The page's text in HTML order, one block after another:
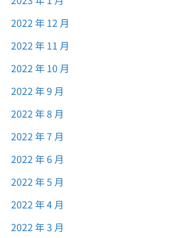
2022 年 12 月
2022 年 11 月
2022 年 10 月
2022 年 9 月
2022 年 8 月
2022 年 7 月
2022 年 6 月
2022 年 5 月
2022 年 4 月
2022 年 3 月